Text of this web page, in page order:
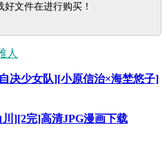
文件在进行购买！
人
决少女队][小原信治×海埜悠子]
][2完]高清JPG漫画下载